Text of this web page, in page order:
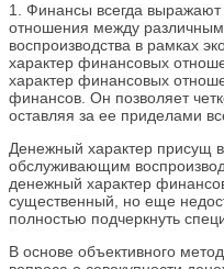
1. Финансы всегда
отношения между
воспроизводства в рамках
характер финансовых
характер финансовых
финансов. Он позволяет
оставляя за ее приделами
Денежный характер присущ
обслуживающим
денежный характер
существенный, но еще
полностью подчеркнуть
В основе объективного